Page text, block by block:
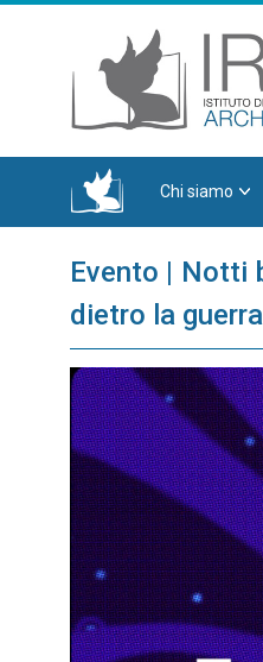
Chi siamo
Evento | Notti
dietro la